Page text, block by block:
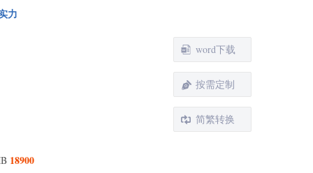
力
18900
word下载
按需定制
简繁转换
照不同产品类型，第三方冷链物流主要可以分为如